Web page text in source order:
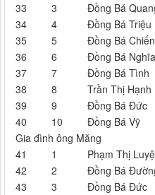
33
3
Đồng Bá
34
4
Đồng Bá Triệu
35
5
Đồng Bá Chiến
36
6
Đồng Bá Nghĩa
37
7
Đồng Bá Tình
38
8
Trần Thị
39
9
Đồng Bá Đức
40
10
Đồng Bá Vỹ
Gia đình ông Măng
41
1
Phạm Thị
42
2
Đồng Bá
43
3
Đồng Bá Đức